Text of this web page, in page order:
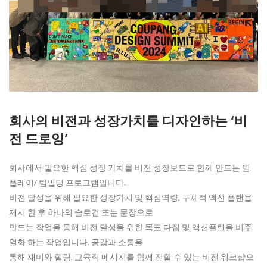
회사의 비전과 성장가치를 디자인하는 ‘비
전 드로잉’
회사에서 필요한 핵심 성장 가치를 비전 성장보드로 함께 만드는 팀
플레이/ 팀빌딩 프로그램입니다.
비전 달성을 위해 필요한 성장가치 및 핵심역량, 구체적 액션 플랜을
제시 한 후 하나의 슬로건 또는 문장으로
만드는 작업을 통해 비전 달성을 위한 목표 다짐 및 액션플랜을 비주
얼화 하는 작업입니다. 공감과 소통을
통해 재미와 힐링, 교육적 메시지를 함께 전할 수 있는 비전 워크샵으